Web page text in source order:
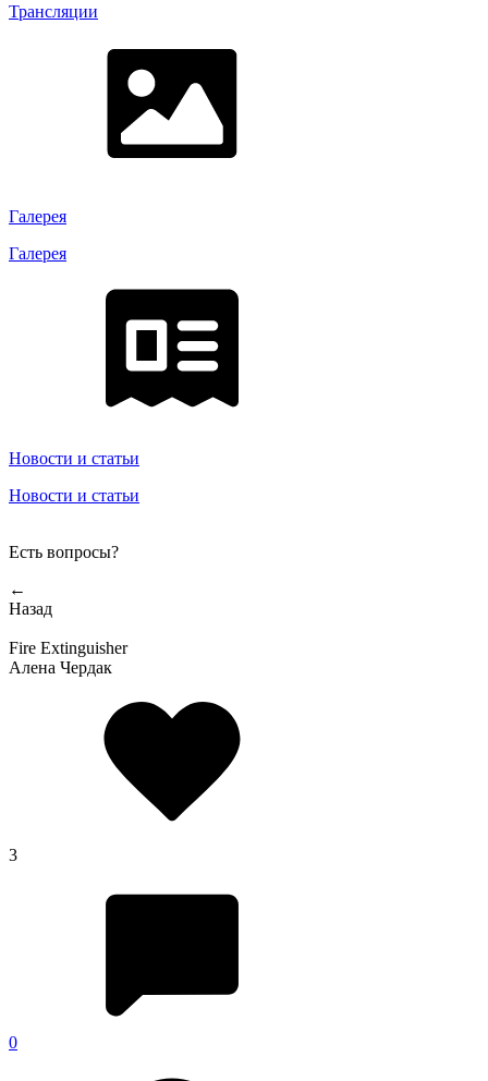
Трансляции
Галерея
Галерея
Новости и статьи
Новости и статьи
Есть вопросы?
←
Назад
Fire Extinguisher
Алена Чердак
3
0